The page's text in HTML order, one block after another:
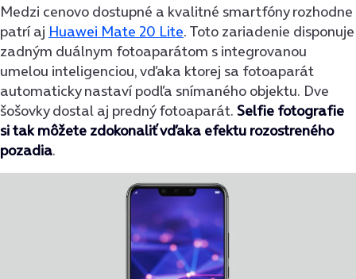
Medzi cenovo dostupné a kvalitné smartfóny rozhodne
patrí aj Huawei Mate 20 Lite. Toto zariadenie disponuje
zadným duálnym fotoaparátom s integrovanou
umelou inteligenciou, vďaka ktorej sa fotoaparát
automaticky nastaví podľa snímaného objektu. Dve
šošovky dostal aj predný fotoaparát. Selfie fotografie
si tak môžete zdokonaliť vďaka efektu rozostreného
pozadia.